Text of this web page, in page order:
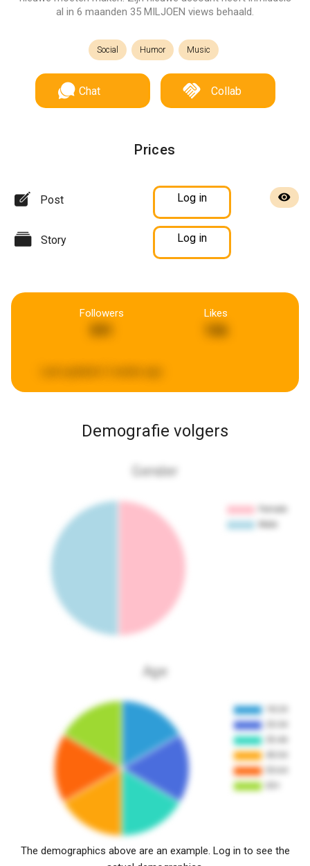
al in 6 maanden 35 MILJOEN views behaald.
Social Humor Music
Chat Collab
Prices
Post Log in
Story Log in
Followers Likes
Demografie volgers
Gender
Age
The demographics above are an example. Log in to see the